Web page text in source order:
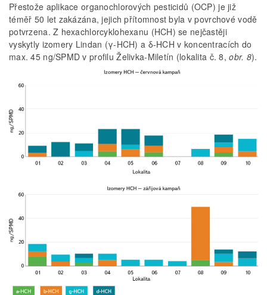
Přestože aplikace organochlorových pesticidů (OCP) je již
téměř 50 let zakázána, jejich přítomnost byla v povrchové vodě
potvrzena. Z hexachlorcyklohexanu (HCH) se nejčastěji
vyskytly izomery Lindan (γ-HCH) a δ-HCH v koncentracích do
max. 45 ng/SPMD v profilu Želivka-Miletín (lokalita č. 8,obr. 8).